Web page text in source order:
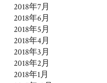
2018年7月
2018年6月
2018年5月
2018年4月
2018年3月
2018年2月
2018年1月